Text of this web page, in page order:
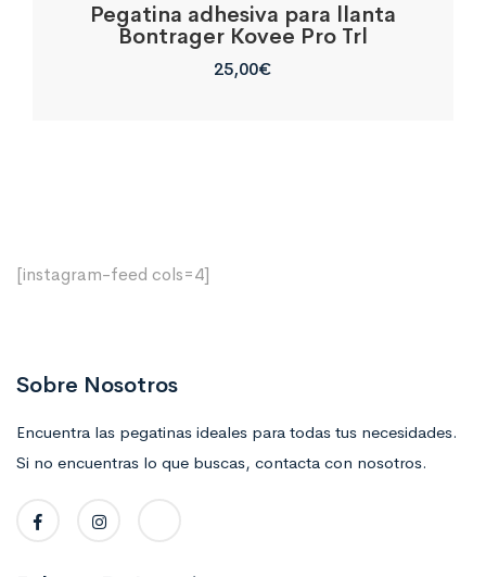
Pegatina adhesiva para llanta
Bontrager Kovee Pro Trl
25,00€
[instagram-feed cols=4]
Sobre Nosotros
Encuentra las pegatinas ideales para todas tus necesidades.
Si no encuentras lo que buscas, contacta con nosotros.